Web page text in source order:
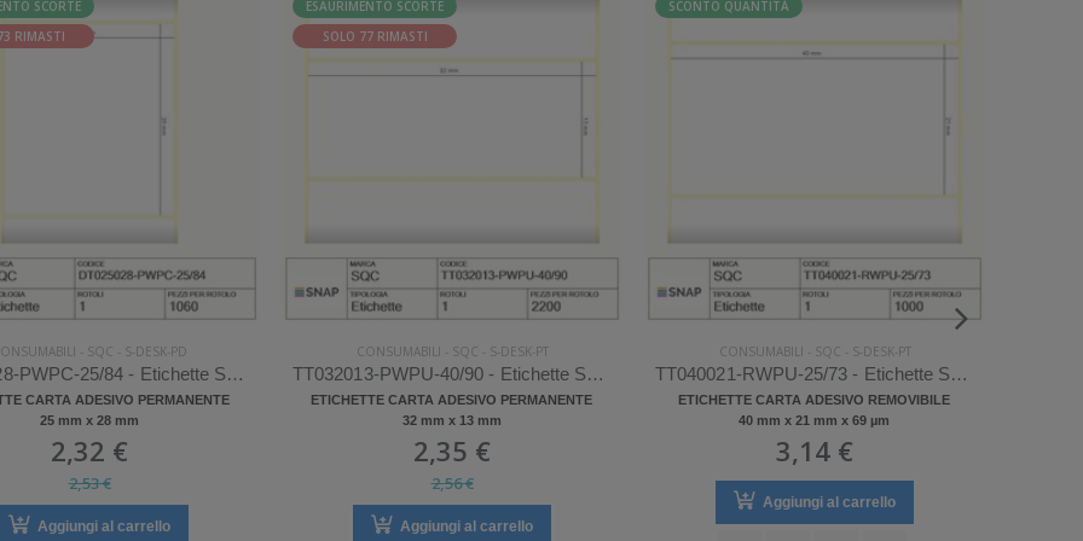
SCORTE
RIMASTI
- SQC - S-DESK-PD
DT025028-PWPC-25/84 - Etichette SQC S-DESK-PD Carta
CARTA ADESIVO PERMANENTE
25 mm x 28 mm
2,32 €
2,53 €
Aggiungi al carrello
ESAURIMENTO SCORTE
SOLO 77 RIMASTI
CONSUMABILI - SQC - S-DESK-PT
TT032013-PWPU-40/90 - Etichette SQC S-DESK-PT Carta
ETICHETTE CARTA ADESIVO PERMANENTE
32 mm x 13 mm
2,35 €
2,56 €
Aggiungi al carrello
SCONTO QUANTITÀ
CONSUMABILI - SQC - S-DESK-PT
TT040021-RWPU-25/73 - Etichette SQC S-DESK-PT Carta
ETICHETTE CARTA ADESIVO REMOVIBILE
40 mm x 21 mm x 69 µm
3,14 €
Aggiungi al carrello